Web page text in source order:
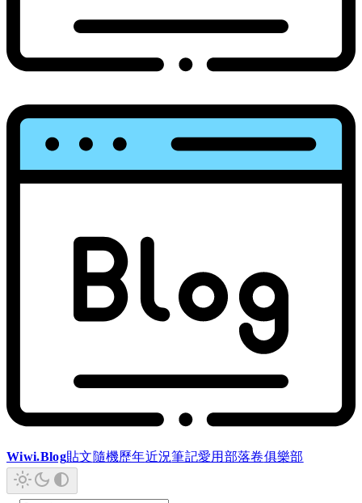
Wiwi.Blog貼文隨機歷年近況筆記愛用 部落卷俱樂部